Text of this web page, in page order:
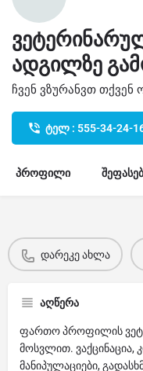
ადგილზე
ჩვენ ვზურანვთ თქვენ
ტელ : 555-34-24-
პროფილი
დარეკე ახლა
აღწერა
ფართო პროფილის
მოსვლით. ვაქცინაცია,
მანიპულაციები,